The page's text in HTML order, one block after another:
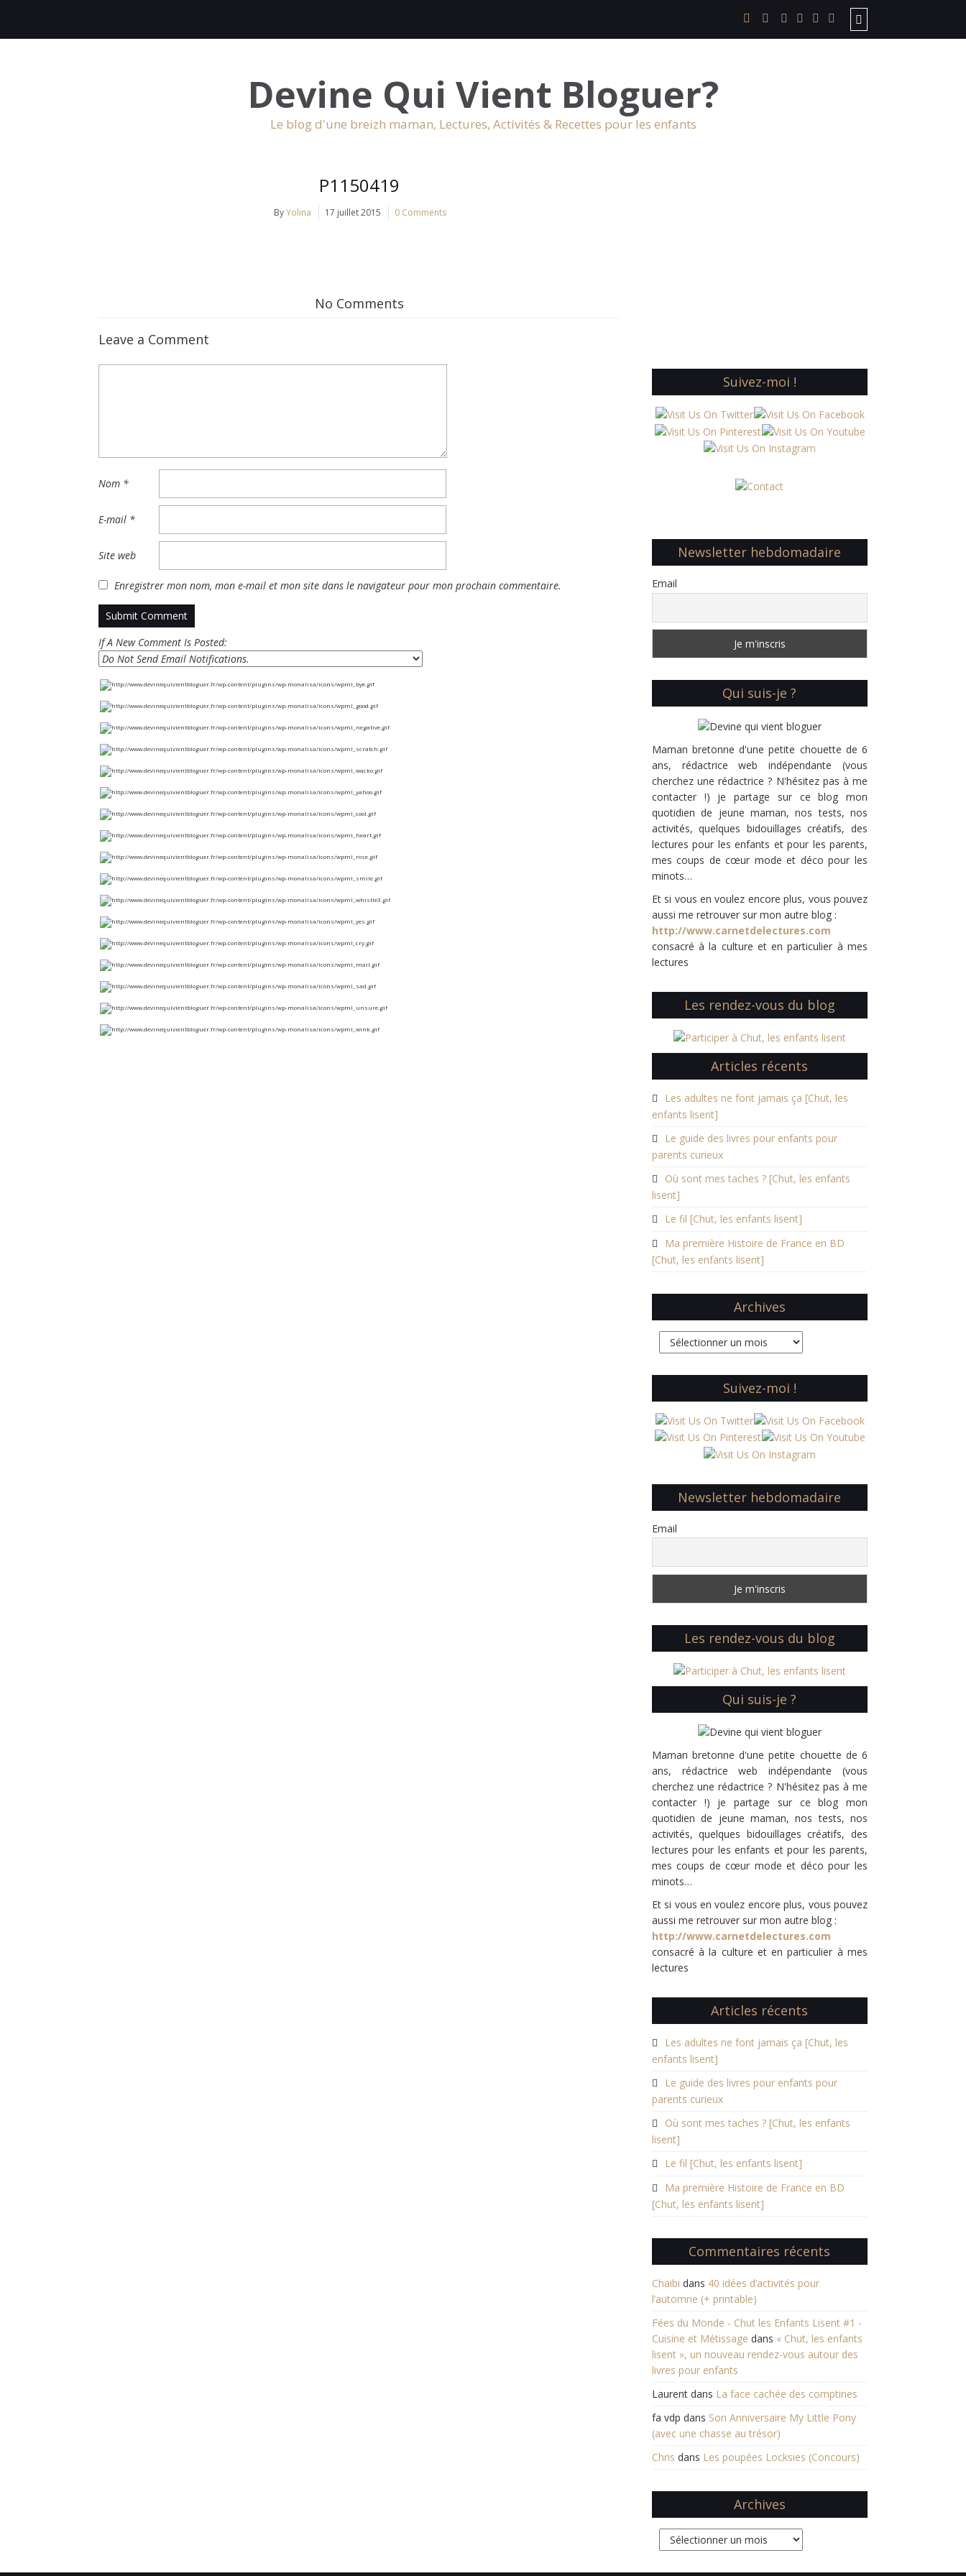
Devine Qui Vient Bloguer?
Le blog d'une breizh maman, Lectures, Activités & Recettes pour les enfants
P1150419
ByYolina 17 juillet 2015 0 Comments
No Comments
Leave a Comment
Nom *
E-mail *
Site web
Enregistrer mon nom, mon e-mail et mon site dans le navigateur pour mon prochain commentaire.
If A New Comment Is Posted:
Suivez-moi !
Newsletter hebdomadaire
Email
Qui suis-je ?
Maman bretonne d'une petite chouette de 6
ans, rédactrice web indépendante (vous
cherchez une rédactrice ? N'hésitez pas à me
contacter !) je partage sur ce blog mon
quotidien de jeune maman, nos tests, nos
activités, quelques bidouillages créatifs, des
lectures pour les enfants et pour les parents,
mes coups de cœur mode et déco pour les
minots…
Et si vous en voulez encore plus, vous pouvez
aussi me retrouver sur mon autre blog :
http://www.carnetdelectures.com
consacré à la culture et en particulier à mes
lectures
Les rendez-vous du blog
Articles récents
Les adultes ne font jamais ça [Chut, les
enfants lisent]
Le guide des livres pour enfants pour
parents curieux
Où sont mes taches ? [Chut, les enfants
lisent]
Le fil [Chut, les enfants lisent]
Ma première Histoire de France en BD
[Chut, les enfants lisent]
Archives
Archives
Suivez-moi !
Newsletter hebdomadaire
Email
Les rendez-vous du blog
Qui suis-je ?
Maman bretonne d'une petite chouette de 6
ans, rédactrice web indépendante (vous
cherchez une rédactrice ? N'hésitez pas à me
contacter !) je partage sur ce blog mon
quotidien de jeune maman, nos tests, nos
activités, quelques bidouillages créatifs, des
lectures pour les enfants et pour les parents,
mes coups de cœur mode et déco pour les
minots…
Et si vous en voulez encore plus, vous pouvez
aussi me retrouver sur mon autre blog :
http://www.carnetdelectures.com
consacré à la culture et en particulier à mes
lectures
Articles récents
Les adultes ne font jamais ça [Chut, les
enfants lisent]
Le guide des livres pour enfants pour
parents curieux
Où sont mes taches ? [Chut, les enfants
lisent]
Le fil [Chut, les enfants lisent]
Ma première Histoire de France en BD
[Chut, les enfants lisent]
Commentaires récents
Chaibi dans 40 idées d’activités pour
l’automne (+ printable)
Fées du Monde - Chut les Enfants Lisent #1 -
Cuisine et Métissage dans « Chut, les enfants
lisent », un nouveau rendez-vous autour des
livres pour enfants
Laurentdans La face cachée des comptines
fa vdp dans Son Anniversaire My Little Pony
(avec une chasse au trésor)
Chris dans Les poupées Locksies (Concours)
Archives
Archives